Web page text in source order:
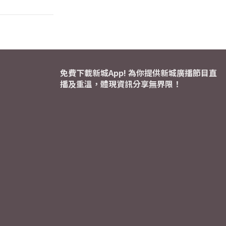
免費下載新城App! 為你提供新城廣播節目直
播及重溫，體現資訊分享無界限！